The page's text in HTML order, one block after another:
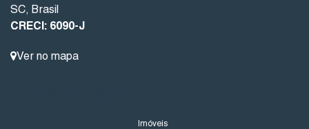
SC, Brasil
CRECI: 6090-J
Ver no mapa
Imóveis